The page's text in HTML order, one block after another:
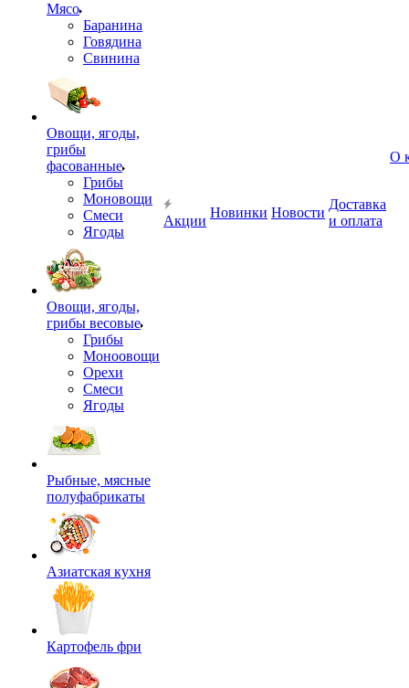
Мясо
Баранина
Говядина
Свинина
Овощи, ягоды,
грибы
фасованные
Грибы
Моновощи
Смеси
Ягоды
Овощи, ягоды,
грибы весовые
Грибы
Моноовощи
Орехи
Смеси
Ягоды
Рыбные, мясные
полуфабрикаты
Азиатская кухня
Картофель фри
Акции
Новинки Новости
Доставка
и оплата
О